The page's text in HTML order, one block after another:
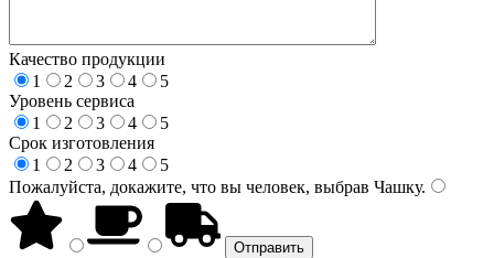
Качество продукции
1
2 3 4
5
Уровень сервиса
1
2 3 4
5
Срок изготовления
1
2 3 4
5
Пожалуйста, докажите, что вы человек, выбрав Чашку.